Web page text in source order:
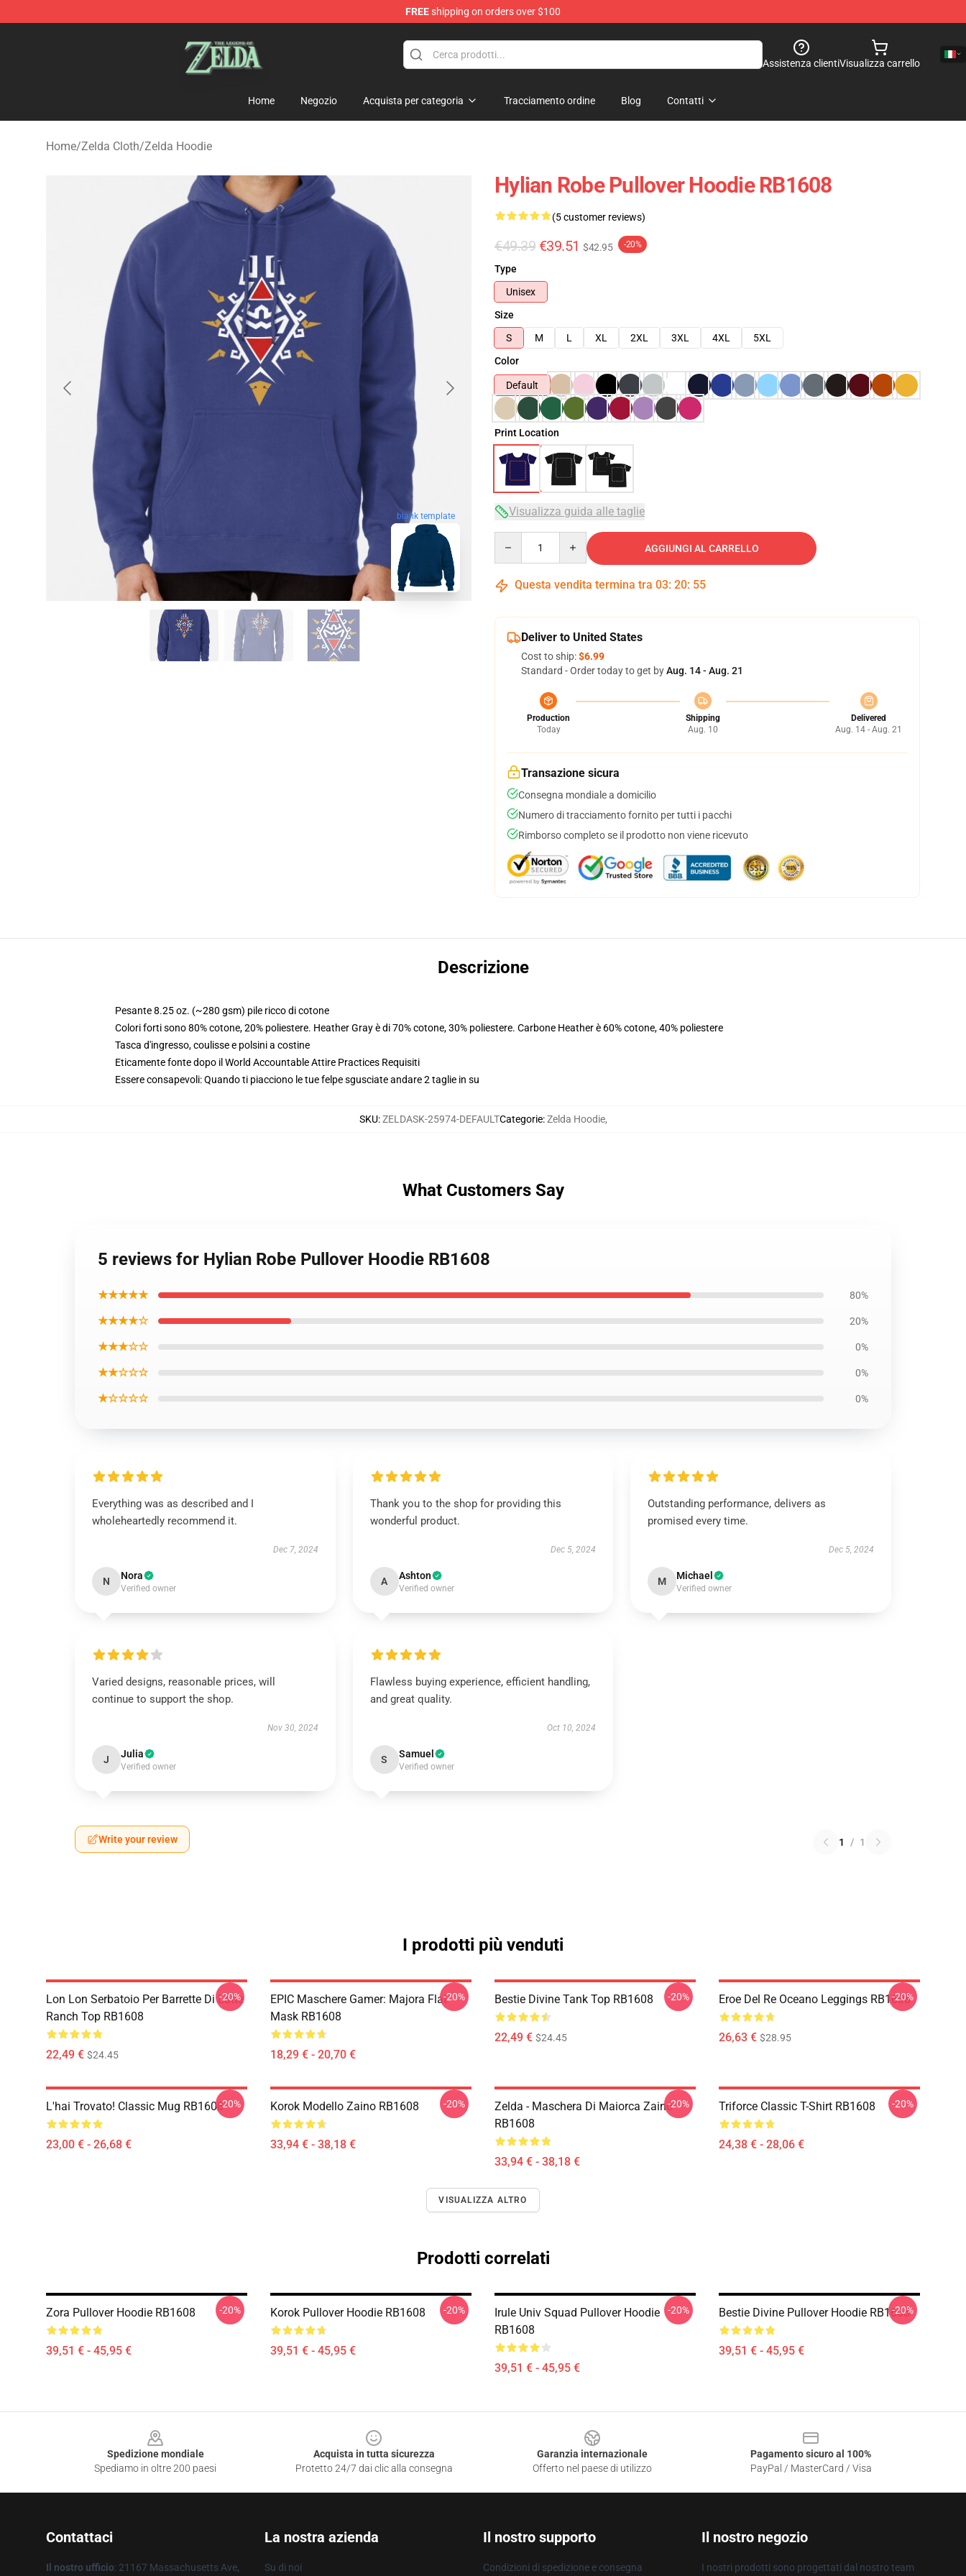
FREEshipping on orders over $100
Assistenza clientiVisualizza carrello
Home Negozio Acquista per categoria Tracciamento ordine Blog Contatti
Home/Zelda Cloth/Zelda Hoodie
blank template
Hylian Robe Pullover Hoodie RB1608
(5 customer reviews)
€49.39 €39.51 $42.95 -20%
Type
Unisex
Size
S
M L XL 2XL 3XL 4XL
5XL
Color
Default
Print Location
Visualizza guida alle taglie
AGGIUNGI AL CARRELLO
Questa vendita termina tra 03: 20: 54
Deliver to United States
Cost to ship:$6.99
Standard - Order today to get byAug. 14 - Aug. 21
Production
Today
Shipping
Aug. 10
Delivered
Aug. 14 - Aug. 21
Transazione sicura
Consegna mondiale a domicilio
Numero di tracciamento fornito per tutti i pacchi
Rimborso completo se il prodotto non viene ricevuto
Descrizione
Pesante 8.25 oz. (~280 gsm) pile ricco di cotone
Colori forti sono 80% cotone, 20% poliestere. Heather Gray è di 70% cotone, 30% poliestere. Carbone Heather è 60% cotone, 40% poliestere
Tasca d'ingresso, coulisse e polsini a costine
Eticamente fonte dopo il World Accountable Attire Practices Requisiti
Essere consapevoli: Quando ti piacciono le tue felpe sgusciate andare 2 taglie in su
SKU:ZELDASK-25974-DEFAULTCategorie:Zelda Hoodie,
What Customers Say
5 reviews for Hylian Robe Pullover Hoodie RB1608
★★★★★ 80%
★★★★☆ 20%
★★★☆☆ 0%
★★☆☆☆ 0%
★☆☆☆☆ 0%
Everything was as described and I
wholeheartedly recommend it.
Dec 7, 2024
N Nora
Verified owner
Thank you to the shop for providing this
wonderful product.
Dec 5, 2024
A Ashton
Verified owner
Outstanding performance, delivers as
promised every time.
Dec 5, 2024
M Michael
Verified owner
Varied designs, reasonable prices, will
continue to support the shop.
Nov 30, 2024
J Julia
Verified owner
Flawless buying experience, efficient handling,
and great quality.
Oct 10, 2024
S Samuel
Verified owner
Write your review 1 / 1
I prodotti più venduti
Lon Lon Serbatoio Per Barrette Di Latte
Ranch Top RB1608
22,49 € $24.45
-20%
EPIC Maschere Gamer: Majora Flat
Mask RB1608
18,29 € - 20,70 €
-20% Bestie Divine Tank Top RB1608
22,49 € $24.45
-20% Eroe Del Re Oceano Leggings RB1608
26,63 € $28.95
-20%
L'hai Trovato! Classic Mug RB1608
23,00 € - 26,68 €
-20% Korok Modello Zaino RB1608
33,94 € - 38,18 €
-20%
Zelda - Maschera Di Maiorca Zaino
RB1608
33,94 € - 38,18 €
-20% Triforce Classic T-Shirt RB1608
24,38 € - 28,06 €
-20%
VISUALIZZA ALTRO
Prodotti correlati
Zora Pullover Hoodie RB1608
39,51 € - 45,95 €
-20% Korok Pullover Hoodie RB1608
39,51 € - 45,95 €
-20%
Irule Univ Squad Pullover Hoodie
RB1608
39,51 € - 45,95 €
-20% Bestie Divine Pullover Hoodie RB1608
39,51 € - 45,95 €
-20%
Spedizione mondiale
Spediamo in oltre 200 paesi
Acquista in tutta sicurezza
Protetto 24/7 dai clic alla consegna
Garanzia internazionale
Offerto nel paese di utilizzo
Pagamento sicuro al 100%
PayPal / MasterCard / Visa
Contattaci
Il nostro ufficio: 21167 Massachusetts Ave,
La nostra azienda
Su di noi
Il nostro supporto
Condizioni di spedizione e consegna
Il nostro negozio
I nostri prodotti sono progettati dal nostro team